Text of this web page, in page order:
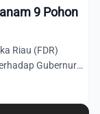
9 Pohon
Riau (FDR)
Gubernur